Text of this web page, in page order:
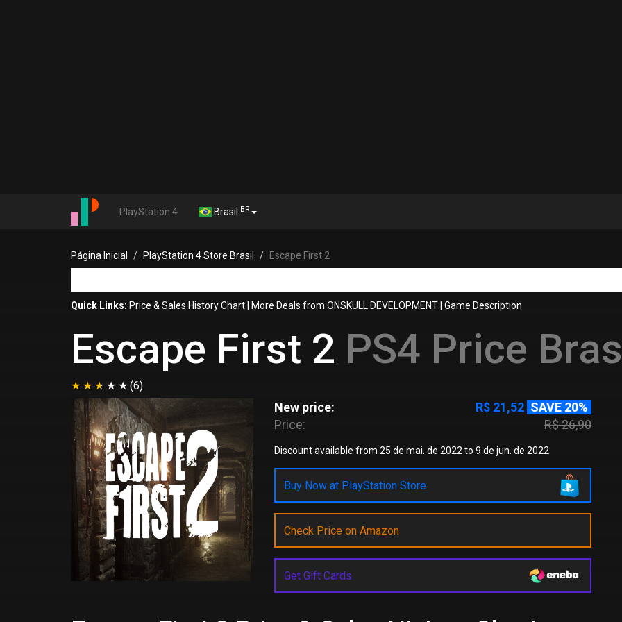
PlayStation 4 Brasil BR
Página Inicial PlayStation 4 Store Brasil Escape First 2
Quick Links: Price & Sales History Chart More Deals from ONSKULL DEVELOPMENT Game Description
Escape First 2 PS4 Price
(6)
New price: R$ 21,52 SAVE 20%
Price:
R$ 26,90
Discount available from 25 de mai. de 2022 to 9 de jun. de 2022
Buy Now at PlayStation Store
Check Price on Amazon
Get Gift Cards